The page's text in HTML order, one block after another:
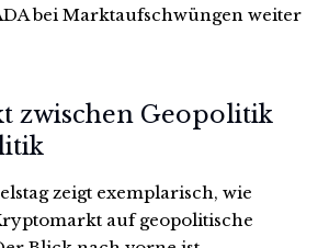
bei Marktaufschwüngen weiter
zwischen Geopolitik
zeigt exemplarisch, wie
auf geopolitische